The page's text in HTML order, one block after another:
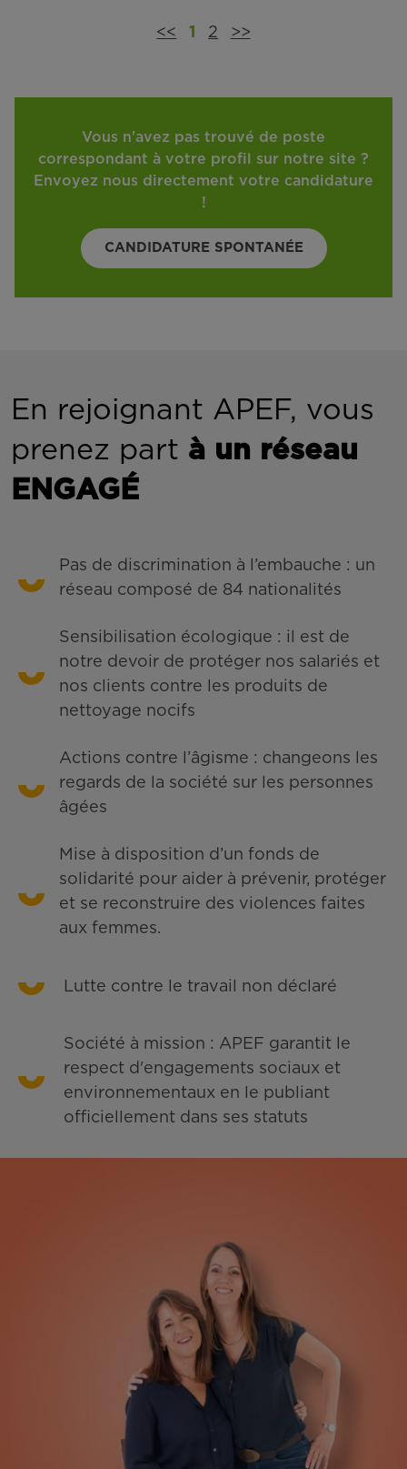
<< 1 2 >>
Vous n'avez pas trouvé de poste
correspondant à votre profil sur notre site ?
Envoyez nous directement votre candidature
!
CANDIDATURE SPONTANÉE
En rejoignant APEF, vous
prenez part à un réseau
ENGAGÉ
Pas de discrimination à l’embauche : un
réseau composé de 84 nationalités
Sensibilisation écologique : il est de
notre devoir de protéger nos salariés et
nos clients contre les produits de
nettoyage nocifs
Actions contre l’âgisme : changeons les
regards de la société sur les personnes
âgées
Mise à disposition d’un fonds de
solidarité pour aider à prévenir, protéger
et se reconstruire des violences faites
aux femmes.
Lutte contre le travail non déclaré
Société à mission : APEF garantit le
respect d'engagements sociaux et
environnementaux en le publiant
officiellement dans ses statuts